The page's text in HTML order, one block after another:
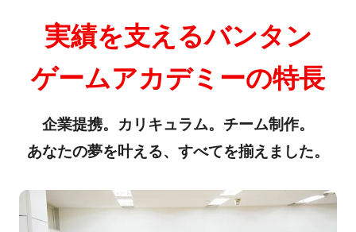
実績を支えるバンタン
ゲームアカデミーの特長
企業提携。カリキュラム。チーム制作。
あなたの夢を叶える、すべてを揃えました。